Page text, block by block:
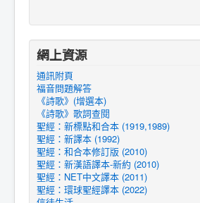
網上資源
通訊附頁
福音問題解答
《詩歌》(增選本)
《詩歌》歌詞查閱
聖經：新標點和合本 (1919,1989)
聖經：新譯本 (1992)
聖經：和合本修訂版 (2010)
聖經：新漢語譯本-新約 (2010)
聖經：NET中文譯本 (2011)
聖經：環球聖經譯本 (2022)